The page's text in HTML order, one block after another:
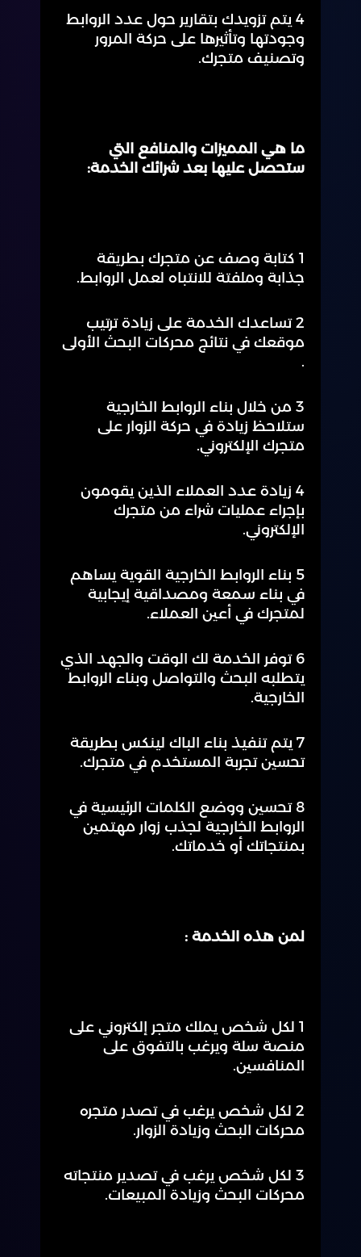
4 يتم تزويدك بتقارير حول عدد الروابط
وجودتها وتأثيرها على حركة المرور
وتصنيف متجرك.
ما هي المميزات والمنافع التي
ستحصل عليها بعد شرائك الخدمة:
1 كتابة وصف عن متجرك بطريقة
جذابة وملفتة للانتباه لعمل الروابط.
2 تساعدك الخدمة على زيادة ترتيب
موقعك في نتائج محركات البحث الأولى
.
3 من خلال بناء الروابط الخارجية
ستلاحظ زيادة في حركة الزوار على
متجرك الإلكتروني.
4 زيادة عدد العملاء الذين يقومون
بإجراء عمليات شراء من متجرك
الإلكتروني.
5 بناء الروابط الخارجية القوية يساهم
في بناء سمعة ومصداقية إيجابية
لمتجرك في أعين العملاء.
6 توفر الخدمة لك الوقت والجهد الذي
يتطلبه البحث والتواصل وبناء الروابط
الخارجية.
7 يتم تنفيذ بناء الباك لينكس بطريقة
تحسين تجربة المستخدم في متجرك.
8 تحسين ووضع الكلمات الرئيسية في
الروابط الخارجية لجذب زوار مهتمين
بمنتجاتك أو خدماتك.
لمن هذه الخدمة :
1 لكل شخص يملك متجر إلكتروني على
منصة سلة ويرغب بالتفوق على
المنافسين.
2 لكل شخص يرغب في تصدر متجره
محركات البحث وزيادة الزوار.
3 لكل شخص يرغب في تصدير منتجاته
محركات البحث وزيادة المبيعات.